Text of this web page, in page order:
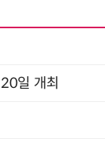
일 개최